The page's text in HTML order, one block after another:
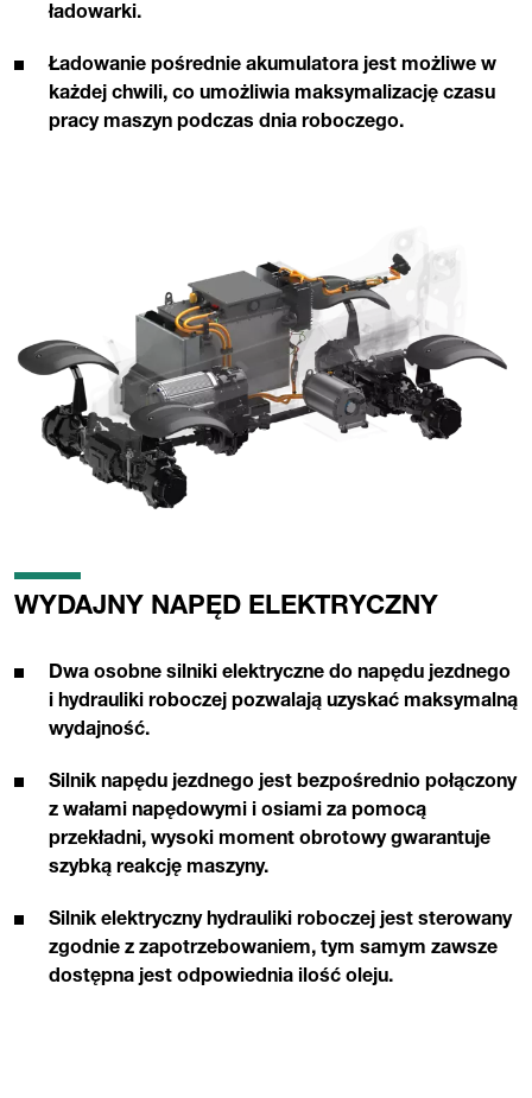
ładowarki.
Ładowanie pośrednie akumulatora jest możliwe w
każdej chwili, co umożliwia maksymalizację czasu
pracy maszyn podczas dnia roboczego.
WYDAJNY NAPĘD ELEKTRYCZNY
Dwa osobne silniki elektryczne do napędu jezdnego
i hydrauliki roboczej pozwalają uzyskać maksymalną
wydajność.
Silnik napędu jezdnego jest bezpośrednio połączony
z wałami napędowymi i osiami za pomocą
przekładni, wysoki moment obrotowy gwarantuje
szybką reakcję maszyny.
Silnik elektryczny hydrauliki roboczej jest sterowany
zgodnie z zapotrzebowaniem, tym samym zawsze
dostępna jest odpowiednia ilość oleju.